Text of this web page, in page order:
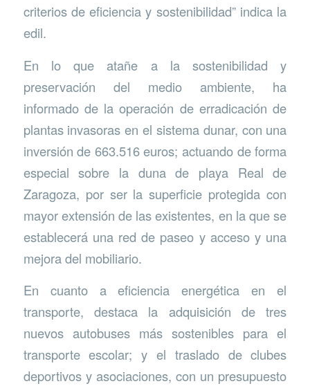
criterios de eficiencia y sostenibilidad” indica la
edil.
En lo que atañe a la sostenibilidad y
preservación del medio ambiente, ha
informado de la operación de erradicación de
plantas invasoras en el sistema dunar, con una
inversión de 663.516 euros; actuando de forma
especial sobre la duna de playa Real de
Zaragoza, por ser la superficie protegida con
mayor extensión de las existentes, en la que se
establecerá una red de paseo y acceso y una
mejora del mobiliario.
En cuanto a eficiencia energética en el
transporte, destaca la adquisición de tres
nuevos autobuses más sostenibles para el
transporte escolar; y el traslado de clubes
deportivos y asociaciones, con un presupuesto